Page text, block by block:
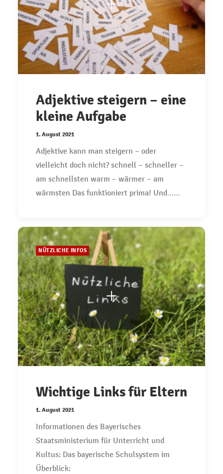
Adjektive steigern – eine
kleine Aufgabe
1. August 2021
Adjektive kann man steigern – oder
vielleicht doch nicht? schnell – schneller –
am schnellsten warm – wärmer – am
wärmsten Das funktioniert prima! Und……
NÜTZLICHE INFOS
Wichtige Links für Eltern
1. August 2021
Informationen des Bayerisches
Staatsministerium für Unterricht und
Kultus: Das bayerische Schulsystem im
Überblick: